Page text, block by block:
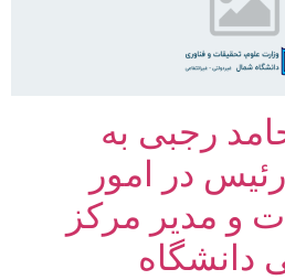
رجبی به
در امور
و مدیر مرکز